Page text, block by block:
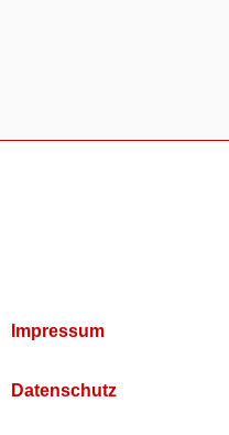
Impressum
Datenschutz